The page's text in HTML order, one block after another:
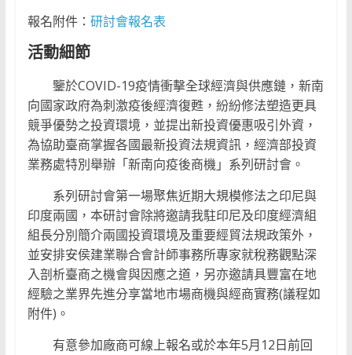
報名附件： 研討會報名表
活動細節
鑒於COVID-19疫情衝擊全球經濟與供應鏈，新南
向國家政府為刺激疫後經濟復甦，紛紛修法塑造更具
競爭優勢之投資環境，並提出新投資優惠吸引外資，
為協助臺商掌握各國最新投資法規資訊，經濟部投資
業務處特別舉辦「新南向疫後商機」系列研討會。
系列研討會第一場聚焦近期大規模修法之印尼與
印度兩國，本研討會除將邀請我駐印尼及印度經濟組
組長分別簡介兩國投資環境及重要經貿法規政策外，
並安排安侯建業聯合會計師事務所專家就稅務觀點深
入剖析臺商之機會與因應之道，另亦邀請具豐富在地
經驗之業界先進分享當地市場商機與經商實務(議程如
附件)。
有意參加廠商可線上報名或於本年5月12日前回